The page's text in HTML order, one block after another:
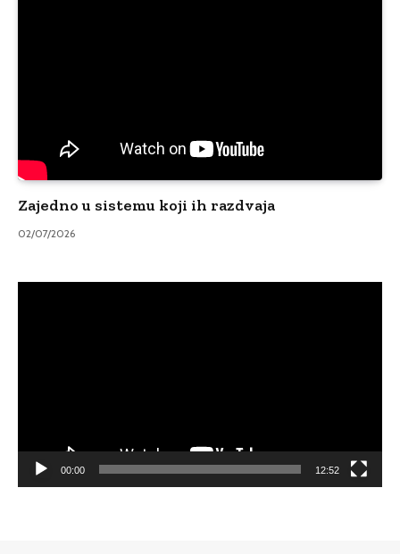
Zajedno u sistemu koji ih razdvaja
02/07/2026
00:00 12:52